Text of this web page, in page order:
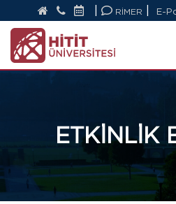
RİMER E-
ETKİNLİK